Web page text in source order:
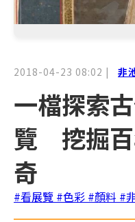
2018-04-23 08:02 | 非
一檔探索
覽 挖掘百
奇
#看展覽 #色彩 #顏料 #